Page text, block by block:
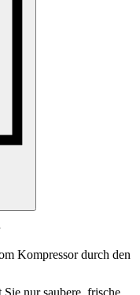
Kompressor durch den